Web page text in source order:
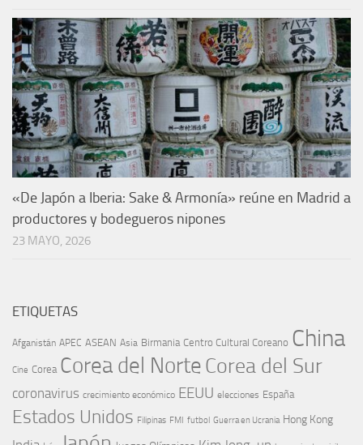
«De Japón a Iberia: Sake & Armonía» reúne en Madrid a
productores y bodegueros nipones
23 MAYO, 2026
ETIQUETAS
Afganistán APEC ASEAN Asia Birmania Centro Cultural Coreano China
Cine Corea Corea del NorteCorea del Sur
coronavirus crecimiento económico EEUU elecciones España
Estados Unidos Filipinas FMI futbol Guerra en Ucrania Hong Kong